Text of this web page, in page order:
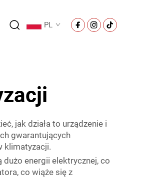
PL
jak działa to urządzenie i
gwarantujących
klimatyzacji.
energii elektrycznej, co
co wiąże się z